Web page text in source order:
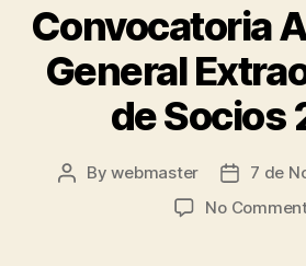
Convocatoria
General
de Socios
PostBywebmaster
Post
date
7 de
No